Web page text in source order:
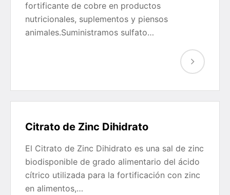
fortificante de cobre en productos
nutricionales, suplementos y piensos
animales.Suministramos sulfato…
Citrato de Zinc Dihidrato
El Citrato de Zinc Dihidrato es una sal de zinc
biodisponible de grado alimentario del ácido
cítrico utilizada para la fortificación con zinc
en alimentos,…